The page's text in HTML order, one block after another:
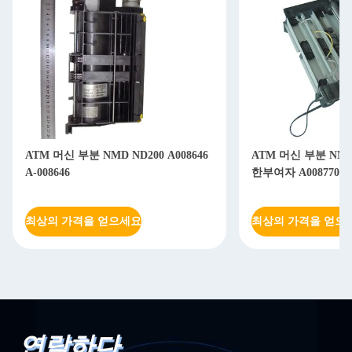
ATM 머신 부분 NMD ND200 A008646
A-008646
최상의 가격을 얻으세요
ATM 머신 부분
한부여자 A008770
최상의 가격을 얻으
연락하다